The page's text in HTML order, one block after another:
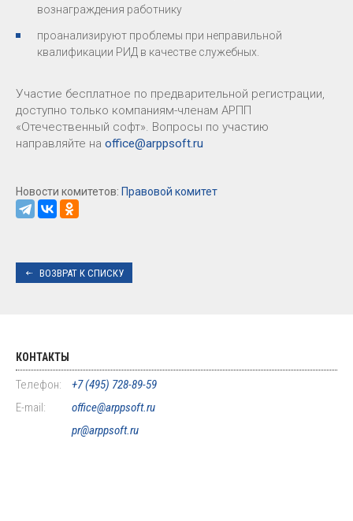
вознаграждения работнику
проанализируют проблемы при неправильной
квалификации РИД в качестве служебных.
Участие бесплатное по предварительной регистрации,
доступно только компаниям-членам АРПП
«Отечественный софт». Вопросы по участию
направляйте на office@arppsoft.ru
Новости комитетов: Правовой комитет
ВОЗВРАТ К СПИСКУ
КОНТАКТЫ
Телефон:
+7 (495) 728-89-59
E-mail:
office@arppsoft.ru
pr@arppsoft.ru